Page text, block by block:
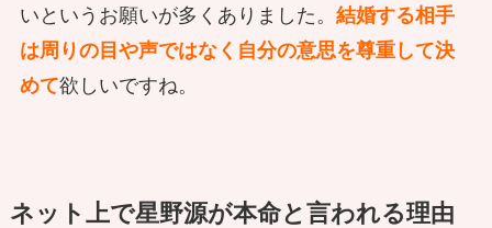
いというお願いが多くありました。 結婚する相手
は周りの目や声ではなく自分の意思を尊重して決
めて欲しいですね。
ネット上で星野源が本命と言われる理由